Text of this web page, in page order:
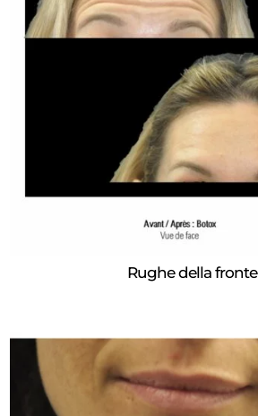
Rughe della fronte